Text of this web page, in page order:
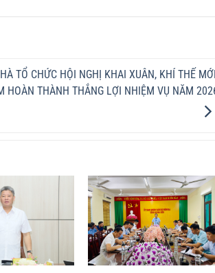
TỔ CHỨC HỘI NGHỊ KHAI XUÂN, KHÍ THẾ
HOÀN THÀNH THẮNG LỢI NHIỆM VỤ NĂM